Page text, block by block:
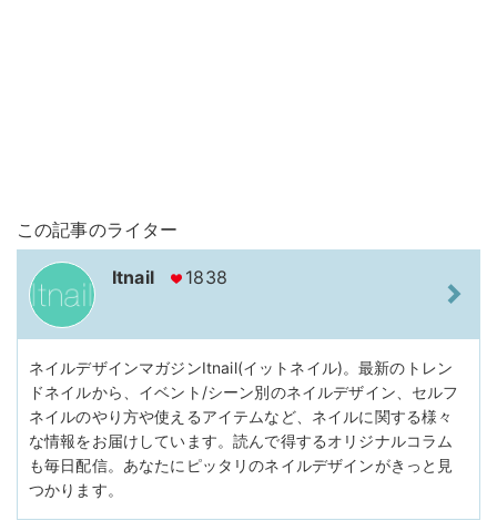
この記事のライター
Itnail 1838
ネイルデザインマガジンItnail(イットネイル)。最新のトレン
ドネイルから、イベント/シーン別のネイルデザイン、セルフ
ネイルのやり方や使えるアイテムなど、ネイルに関する様々
な情報をお届けしています。読んで得するオリジナルコラム
も毎日配信。あなたにピッタリのネイルデザインがきっと見
つかります。